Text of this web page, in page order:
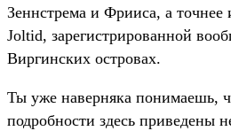
Зеннстрема и Фрииса, а
Joltid, зарегистрированной
Виргинских островах.
Ты уже наверняка понимаешь,
подробности здесь приведены